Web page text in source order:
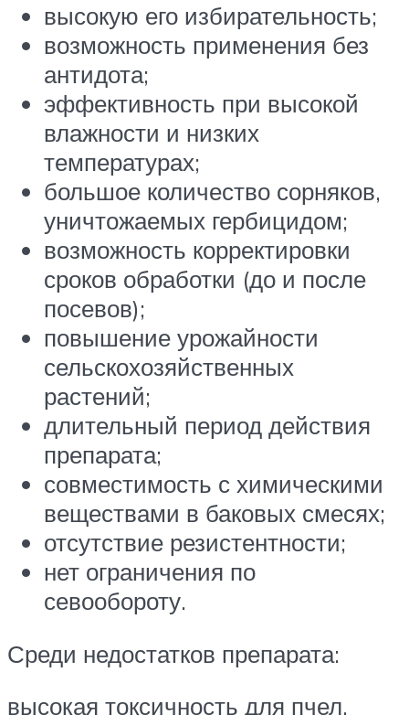
высокую его избирательность;
возможность применения без
антидота;
эффективность при высокой
влажности и низких
температурах;
большое количество сорняков,
уничтожаемых гербицидом;
возможность корректировки
сроков обработки (до и после
посевов);
повышение урожайности
сельскохозяйственных
растений;
длительный период действия
препарата;
совместимость с химическими
веществами в баковых смесях;
отсутствие резистентности;
нет ограничения по
севообороту.
Среди недостатков препарата:
высокая токсичность для пчел,